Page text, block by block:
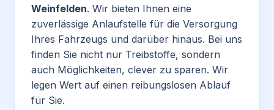
Weinfelden. Wir bieten Ihnen eine
zuverlässige Anlaufstelle für die Versorgung
Ihres Fahrzeugs und darüber hinaus. Bei uns
finden Sie nicht nur Treibstoffe, sondern
auch Möglichkeiten, clever zu sparen. Wir
legen Wert auf einen reibungslosen Ablauf
für Sie.